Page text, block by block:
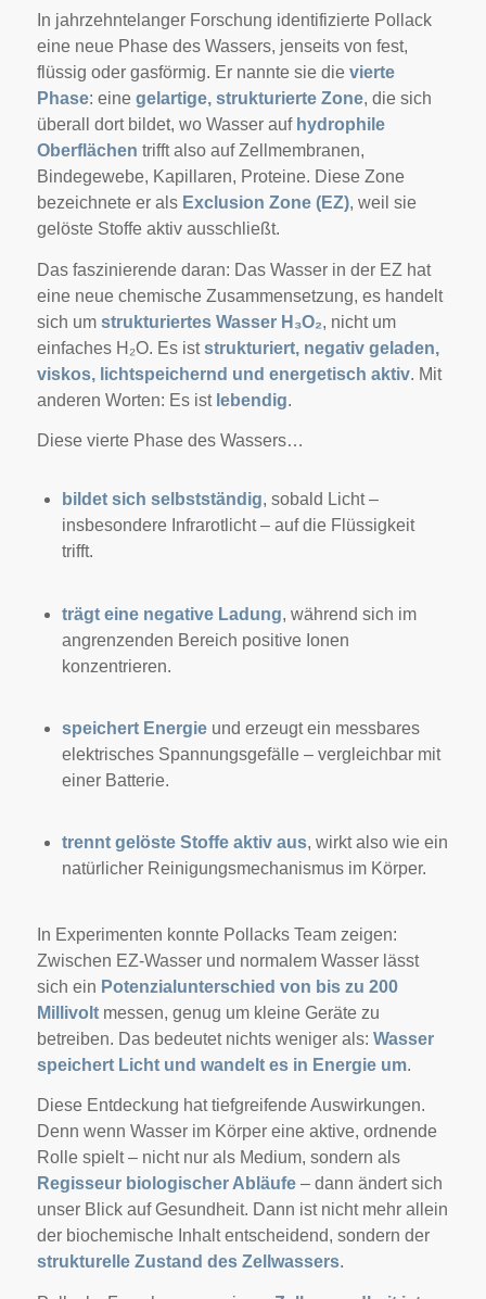
In jahrzehntelanger Forschung identifizierte Pollack
eine neue Phase des Wassers, jenseits von fest,
flüssig oder gasförmig. Er nannte sie die vierte
Phase: eine gelartige, strukturierte Zone, die sich
überall dort bildet, wo Wasser auf hydrophile
Oberflächen trifft also auf Zellmembranen,
Bindegewebe, Kapillaren, Proteine. Diese Zone
bezeichnete er als Exclusion Zone (EZ), weil sie
gelöste Stoffe aktiv ausschließt.
Das faszinierende daran: Das Wasser in der EZ hat
eine neue chemische Zusammensetzung, es handelt
sich um strukturiertes Wasser H₃O₂, nicht um
einfaches H₂O. Es iststrukturiert, negativ geladen,
viskos, lichtspeichernd und energetisch aktiv. Mit
anderen Worten: Es ist lebendig.
Diese vierte Phase des Wassers…
bildet sich selbstständig, sobald Licht –
insbesondere Infrarotlicht – auf die Flüssigkeit
trifft.
trägt eine negative Ladung, während sich im
angrenzenden Bereich positive Ionen
konzentrieren.
speichert Energieund erzeugt ein messbares
elektrisches Spannungsgefälle – vergleichbar mit
einer Batterie.
trennt gelöste Stoffe aktiv aus, wirkt also wie ein
natürlicher Reinigungsmechanismus im Körper.
In Experimenten konnte Pollacks Team zeigen:
Zwischen EZ-Wasser und normalem Wasser lässt
sich ein Potenzialunterschied von bis zu 200
Millivoltmessen, genug um kleine Geräte zu
betreiben. Das bedeutet nichts weniger als: Wasser
speichert Licht und wandelt es in Energie um.
Diese Entdeckung hat tiefgreifende Auswirkungen.
Denn wenn Wasser im Körper eine aktive, ordnende
Rolle spielt – nicht nur als Medium, sondern als
Regisseur biologischer Abläufe– dann ändert sich
unser Blick auf Gesundheit. Dann ist nicht mehr allein
der biochemische Inhalt entscheidend, sondern der
strukturelle Zustand des Zellwassers.